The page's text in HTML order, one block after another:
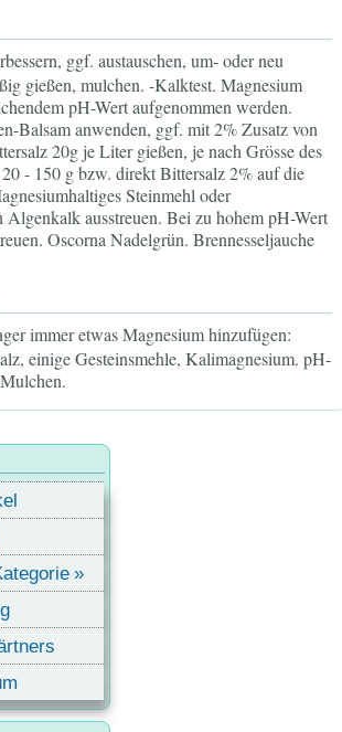
ggf. austauschen, um- oder neu
gießen, mulchen. -Kalktest. Magnesium
pH-Wert aufgenommen werden.
Balsam anwenden, ggf. mit 2% Zusatz von
20g je Liter gießen, je nach Grösse des
- 150 g bzw. direkt Bittersalz 2% auf die
Steinmehl oder
Algenkalk ausstreuen. Bei zu hohem pH-Wert
Oscorna Nadelgrün. Brennesseljauche
immer etwas Magnesium hinzufügen:
einige Gesteinsmehle, Kalimagnesium. pH-